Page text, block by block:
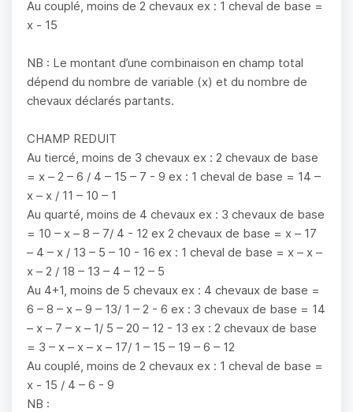
Au couplé, moins de 2 chevaux ex : 1 cheval de base =
x - 15
NB : Le montant d’une combinaison en champ total
dépend du nombre de variable (x) et du nombre de
chevaux déclarés partants.
CHAMP REDUIT
Au tiercé, moins de 3 chevaux ex : 2 chevaux de base
= x – 2 – 6 / 4 – 15 – 7 - 9 ex : 1 cheval de base = 14 –
x – x / 11 – 10 – 1
Au quarté, moins de 4 chevaux ex : 3 chevaux de base
= 10 – x – 8 – 7/ 4 - 12 ex 2 chevaux de base = x – 17
– 4 – x / 13 – 5 – 10 - 16 ex : 1 cheval de base = x – x –
x – 2 / 18 – 13 – 4 – 12 – 5
Au 4+1, moins de 5 chevaux ex : 4 chevaux de base =
6 – 8 – x – 9 – 13/ 1 – 2 - 6 ex : 3 chevaux de base = 14
– x – 7 – x – 1/ 5 – 20 – 12 - 13 ex : 2 chevaux de base
= 3 – x – x – x – 17/ 1 – 15 – 19 – 6 – 12
Au couplé, moins de 2 chevaux ex : 1 cheval de base =
x - 15 / 4 – 6 - 9
NB :